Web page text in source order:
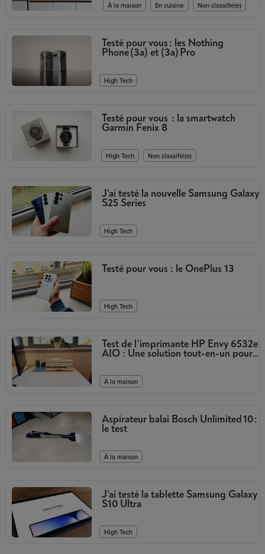
À la maison En cuisine Non classifié(e)
Testé pour vous : les Nothing
Phone (3a) et (3a) Pro
High Tech
Testé pour vous : la smartwatch
Garmin Fenix 8
High Tech Non classifié(e)
J’ai testé la nouvelle Samsung Galaxy
S25 Series
High Tech
Testé pour vous : le OnePlus 13
High Tech
Test de l’imprimante HP Envy 6532e
AIO : Une solution tout-en-un pour
À la maison
Aspirateur balai Bosch Unlimited 10 :
le test
À la maison
J’ai testé la tablette Samsung Galaxy
S10 Ultra
High Tech